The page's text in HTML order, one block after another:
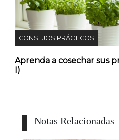
CONSEJOS PRÁCTICOS
Aprenda a cosechar sus
I)
Notas Relacionadas